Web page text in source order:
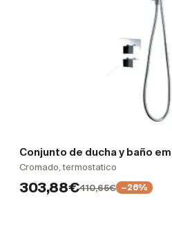
Conjunto de ducha y baño
Cromado, termostatico
303,88€410,65€ −26%